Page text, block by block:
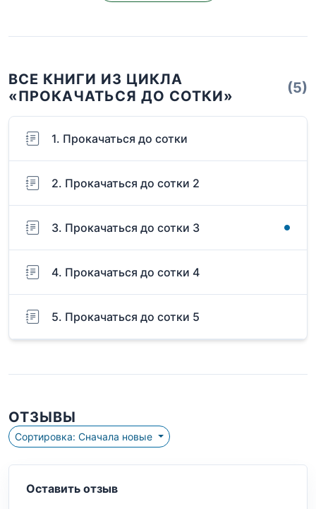
ВСЕ КНИГИ ИЗ ЦИКЛА
«ПРОКАЧАТЬСЯ ДО СОТКИ»
(5)
1. Прокачаться до сотки
2. Прокачаться до сотки 2
3. Прокачаться до сотки 3
4. Прокачаться до сотки 4
5. Прокачаться до сотки 5
ОТЗЫВЫ
Сортировка: Сначала новые
Оставить отзыв